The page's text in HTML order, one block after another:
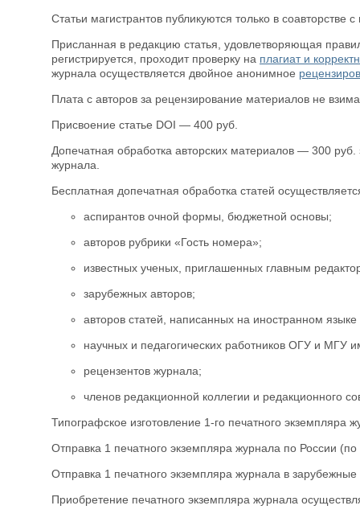
Статьи магистрантов публикуются только в соавторстве
Присланная в редакцию статья, удовлетворяющая
регистрируется, проходит проверку на плагиат и
журнала осуществляется двойное анонимное
Плата с авторов за рецензирование материалов не
Присвоение статье DOI — 400 руб.
Допечатная обработка авторских материалов — 300
журнала
Бесплатная допечатная обработка статей
аспирантов очной формы, бюджетной основы;
авторов рубрики «Гость номера»;
известных ученых, приглашенных главным
зарубежных авторов;
авторов статей, написанных на иностранном
научных и педагогических работников ОГУ и МГУ
рецензентов журнала;
членов редакционной коллегии и редакционного
Типографское изготовление 1-го печатного
Отправка 1 печатного экземпляра журнала по России
Отправка 1 печатного экземпляра журнала в
Приобретение печатного экземпляра журнала